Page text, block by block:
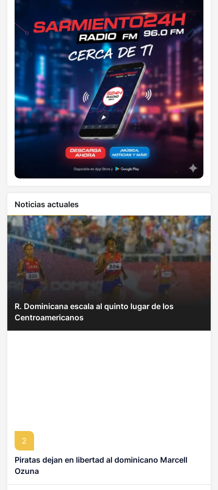
Noticias actuales
R. Dominicana escala al quinto lugar de los
Centroamericanos
2
Piratas dejan en libertad al dominicano Marcell
Ozuna